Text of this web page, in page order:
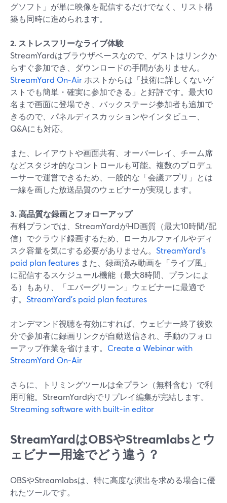
グソフト」が単に映像を配信するだけでなく、リスト構
築も同時に進められます。
2. ストレスフリーなライブ体験
StreamYardはブラウザベースなので、ゲストはリンクか
らすぐ参加でき、ダウンロードの手間がありません。
StreamYard On‑Air ホストからは「技術に詳しくないゲ
ストでも簡単・確実に参加できる」と好評です。最大10
名まで画面に登場でき、バックステージ参加者も追加で
きるので、パネルディスカッションやインタビュー、
Q&Aにも対応。
また、レイアウトや画面共有、オーバーレイ、チーム席
などスタジオ的なコントロールも可能。複数のプロデュ
ーサーで運営できるため、一般的な「会議アプリ」とは
一線を画した放送品質のウェビナーが実現します。
3. 高品質な録画とフォローアップ
有料プランでは、StreamYardがHD画質（最大10時間/配
信）でクラウド録画するため、ローカルファイルやディ
スク容量を気にする必要がありません。 StreamYard’s
paid plan features また、録画済み動画を「ライブ風」
に配信するスケジュール機能（最大8時間、プランによ
る）もあり、「エバーグリーン」ウェビナーに最適で
す。 StreamYard’s paid plan features
オンデマンド視聴を有効にすれば、ウェビナー終了後数
分で参加者に録画リンクが自動送信され、手動のフォロ
ーアップ作業を省けます。 Create a Webinar with
StreamYard On‑Air
さらに、トリミングツールは全プラン（無料含む）で利
用可能。StreamYard内でリプレイ編集が完結します。
Streaming software with built-in editor
StreamYardはOBSやStreamlabsとウ
ェビナー用途でどう違う？
OBSやStreamlabsは、特に高度な演出を求める場合に優
れたツールです。